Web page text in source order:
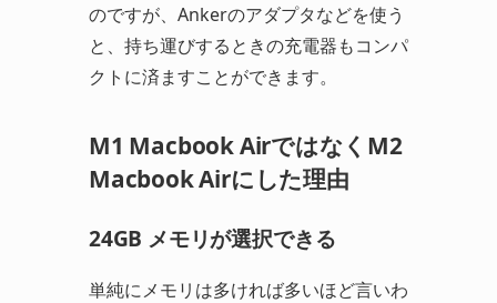
のですが、Ankerのアダプタなどを使う
と、持ち運びするときの充電器もコンパ
クトに済ますことができます。
M1 Macbook AirではなくM2
Macbook Airにした理由
24GB メモリが選択できる
単純にメモリは多ければ多いほど言いわ